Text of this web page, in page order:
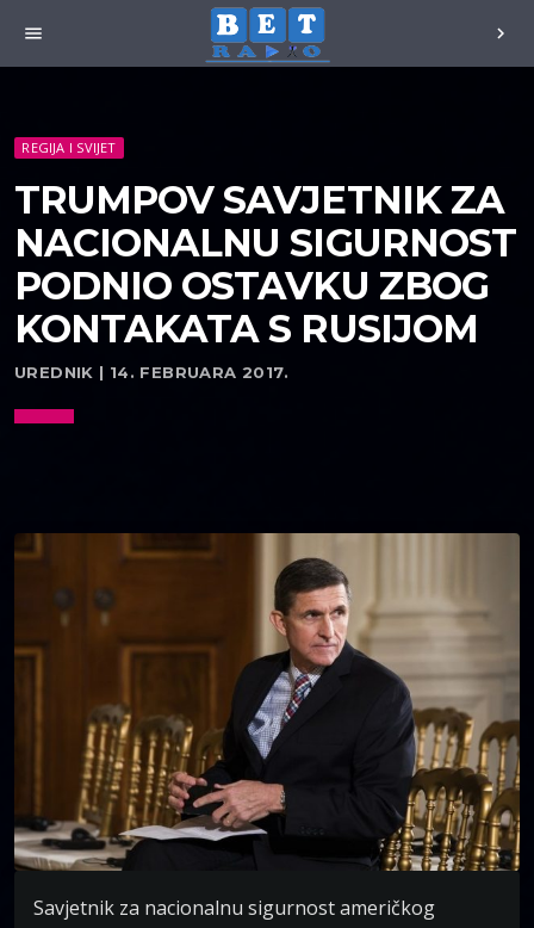
menu chevron_right
REGIJA I SVIJET
TRUMPOV SAVJETNIK ZA
NACIONALNU SIGURNOST
PODNIO OSTAVKU ZBOG
KONTAKATA S RUSIJOM
UREDNIK | 14. FEBRUARA 2017.
Savjetnik za nacionalnu sigurnost američkog